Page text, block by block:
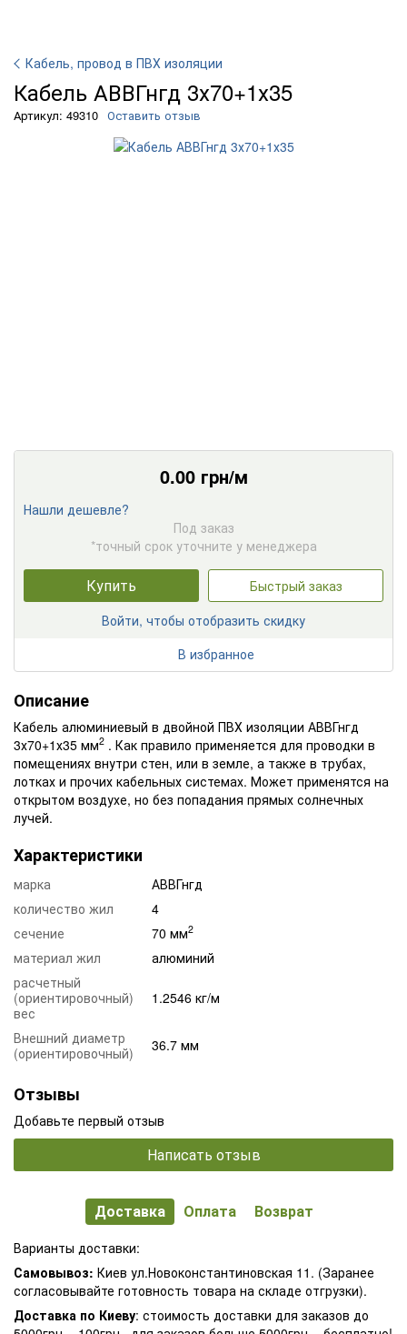
Кабель, провод в ПВХ изоляции
Кабель АВВГнгд 3х70+1х35
Артикул: 49310 Оставить отзыв
0.00грн/м
Нашли дешевле?
Под заказ
*точный срок уточните у менеджера
Купить
Быстрый заказ
Войти, чтобы отобразить скидку
В избранное
Описание
Кабель алюминиевый в двойной ПВХ изоляции АВВГнгд
3х70+1х35 мм2 . Как правило применяется для проводки в
помещениях внутри стен, или в земле, а также в трубах,
лотках и прочих кабельных системах. Может применятся на
открытом воздухе, но без попадания прямых солнечных
лучей.
Характеристики
марка
АВВГнгд
количество жил
4
сечение
70 мм2
материал жил
алюминий
расчетный
(ориентировочный)
вес
1.2546 кг/м
Внешний диаметр
(ориентировочный)
36.7 мм
Отзывы
Добавьте первый отзыв
Написать отзыв
Доставка Оплата Возврат
Варианты доставки:
Самовывоз: Киев ул.Новоконстантиновская 11. (Заранее
согласовывайте готовность товара на складе отгрузки).
Доставка по Киеву: стоимость доставки для заказов до